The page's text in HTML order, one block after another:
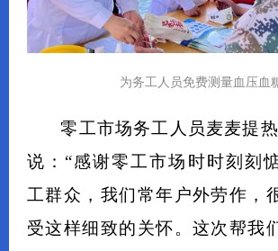
为务工人员免费测量血压血
零工市场务工人员麦麦提
说：“感谢零工市场时时刻刻
工群众，我们常年户外劳作，
受这样细致的关怀。这次帮我